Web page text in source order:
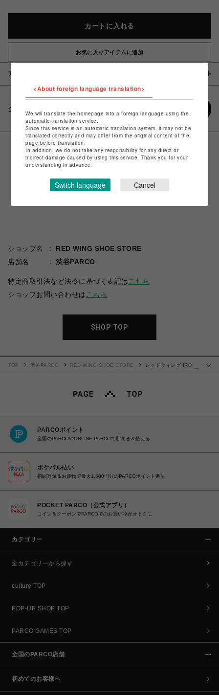
カートに入れる
お気に入りアイテムに追加
アイテム説明 / 素材
シェアする
ショップ名
RED WING SHOE STORE
店舗名
渋谷PARCO
特定商取引法など法令に基づく表記は こちら
ショップお問い合わせは こちら
SHOP TOP
TOP 渋谷PARCO RED WING SHOE STORE
レッドウィング IRON
PARCOポイント
全国のPARCOやONLINE PARCOで貯まる＆使える
ポケパル払い
初回登録＆お買物で最大1,500円分のPARCOポイント進呈
POCKET PARCO（公式アプリ）
コイン＆クーポンでPARCOでのお買い物がオトクに
カテゴリー
全カテゴリーから探す
culture TOP
POP-UP SHOP TOP
PARCO GAMES TOP
全国のPARCO店舗
初めてのお客様へ
<About foreign language translation>
We will translate the homepage into a foreign language using the
automatic translation service.
Since this service is an automatic translation system, it may not be
translated correctly and may differ from the original content of the
page before translation.
In addition, we do not take any responsibility for any direct or
indirect damage caused by using this service. Thank you for your
understanding in advance.
Switch language Cancel